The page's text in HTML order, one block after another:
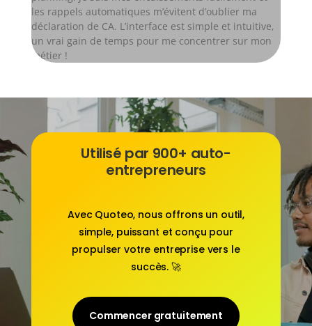
les rappels automatiques m’évitent d’oublier ma
déclaration de CA. L’interface est simple et intuitive,
un vrai gain de temps pour me concentrer sur mon
métier !
Utilisé par 900+ auto-
entrepreneurs
Avec Quoteo, nous offrons un outil,
simple, puissant et conçu pour
propulser votre entreprise vers le
succès. 🚀
Commencer gratuitement